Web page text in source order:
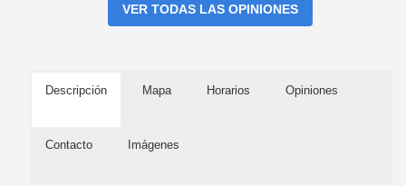
VER TODAS LAS OPINIONES
Descripción Mapa Horarios Opiniones
Contacto Imágenes